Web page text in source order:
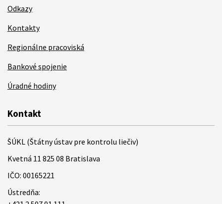
Odkazy
Kontakty
Regionálne pracoviská
Bankové spojenie
Úradné hodiny
Kontakt
ŠÚKL (Štátny ústav pre kontrolu liečiv)
Kvetná 11 825 08 Bratislava
IČO: 00165221
Ústredňa: